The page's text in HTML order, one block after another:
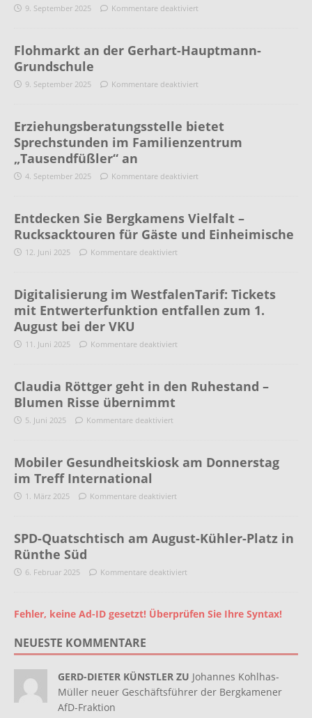
9. September 2025 Kommentare deaktiviert
Flohmarkt an der Gerhart-Hauptmann-
Grundschule
9. September 2025 Kommentare deaktiviert
Erziehungsberatungsstelle bietet
Sprechstunden im Familienzentrum
„Tausendfüßler“ an
4. September 2025 Kommentare deaktiviert
Entdecken Sie Bergkamens Vielfalt –
Rucksacktouren für Gäste und Einheimische
12. Juni 2025 Kommentare deaktiviert
Digitalisierung im WestfalenTarif: Tickets
mit Entwerterfunktion entfallen zum 1.
August bei der VKU
11. Juni 2025 Kommentare deaktiviert
Claudia Röttger geht in den Ruhestand –
Blumen Risse übernimmt
5. Juni 2025 Kommentare deaktiviert
Mobiler Gesundheitskiosk am Donnerstag
im Treff International
1. März 2025 Kommentare deaktiviert
SPD-Quatschtisch am August-Kühler-Platz in
Rünthe Süd
6. Februar 2025 Kommentare deaktiviert
Fehler, keine Ad-ID gesetzt! Überprüfen Sie Ihre Syntax!
NEUESTE KOMMENTARE
GERD-DIETER KÜNSTLER ZU Johannes Kohlhas-
Müller neuer Geschäftsführer der Bergkamener
AfD-Fraktion